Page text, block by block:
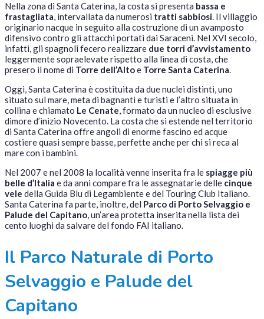
Nella zona di Santa Caterina, la costa si presenta bassa e
frastagliata, intervallata da numerosi tratti sabbiosi. Il villaggio
originario nacque in seguito alla costruzione di un avamposto
difensivo contro gli attacchi portati dai Saraceni. Nel XVI secolo,
infatti, gli spagnoli fecero realizzare due torri d’avvistamento
leggermente sopraelevate rispetto alla linea di costa, che
presero il nome di Torre dell’Altoe Torre Santa Caterina.
Oggi, Santa Caterina è costituita da due nuclei distinti, uno
situato sul mare, meta di bagnanti e turisti e l’altro situata in
collina e chiamato Le Cenate, formato da un nucleo di esclusive
dimore d’inizio Novecento. La costa che si estende nel territorio
di Santa Caterina offre angoli di enorme fascino ed acque
costiere quasi sempre basse, perfette anche per chi si reca al
mare con i bambini.
Nel 2007 e nel 2008 la località venne inserita fra le spiagge più
belle d’Italia e da anni compare fra le assegnatarie delle cinque
vele della Guida Blu di Legambiente e del Touring Club Italiano.
Santa Caterina fa parte, inoltre, del Parco di Porto Selvaggio e
Palude del Capitano, un’area protetta inserita nella lista dei
cento luoghi da salvare del fondo FAI italiano.
Il Parco Naturale di Porto
Selvaggio e Palude del
Capitano